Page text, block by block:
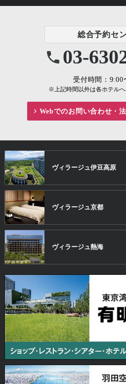
総合予約セ
03-
受付時間：9:00
※上記時間以外は各ホテルへ
Webでのお問い合わせ・
ヴィラージュ伊豆高原
ヴィラージュ京都
ヴィラージュ熱海